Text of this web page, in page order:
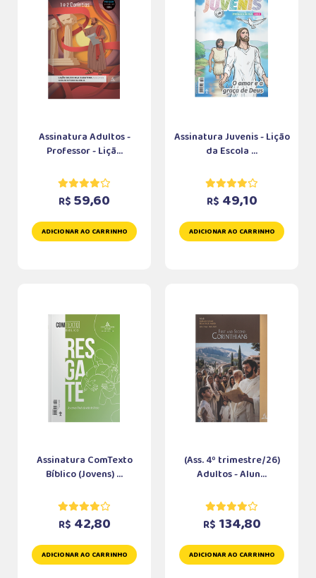
Assinatura Adultos -
Professor - Liçã...
R$ 59,60
ADICIONAR AO CARRINHO
Assinatura Juvenis - Lição
da Escola ...
R$ 49,10
ADICIONAR AO CARRINHO
Assinatura ComTexto
Bíblico (Jovens) ...
R$ 42,80
ADICIONAR AO CARRINHO
(Ass. 4º trimestre/26)
Adultos - Alun...
R$ 134,80
ADICIONAR AO CARRINHO